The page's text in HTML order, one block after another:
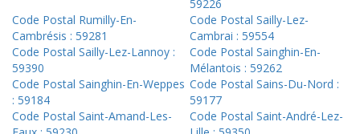
59226
Code Postal Rumilly-En-
Cambrésis : 59281
Code Postal Sailly-Lez-
Cambrai : 59554
Code Postal Sailly-Lez-Lannoy :
59390
Code Postal Sainghin-En-
Mélantois : 59262
Code Postal Sainghin-En-Weppes
: 59184
Code Postal Sains-Du-Nord :
59177
Code Postal Saint-Amand-Les-
Code Postal Saint-André-Lez-